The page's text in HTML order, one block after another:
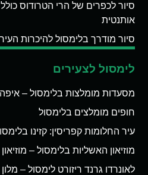
סיור לכפרים של הרי הטרודוס
אותנטית
סיור מודרך בלימסול להיכרות
לימסול לצעירים
מסעדות מומלצות בלימסול –
חופים מומלצים בלימסול
עיר החלומות קפריסין: קזינו
מוזיאון האשליות בלימסול –